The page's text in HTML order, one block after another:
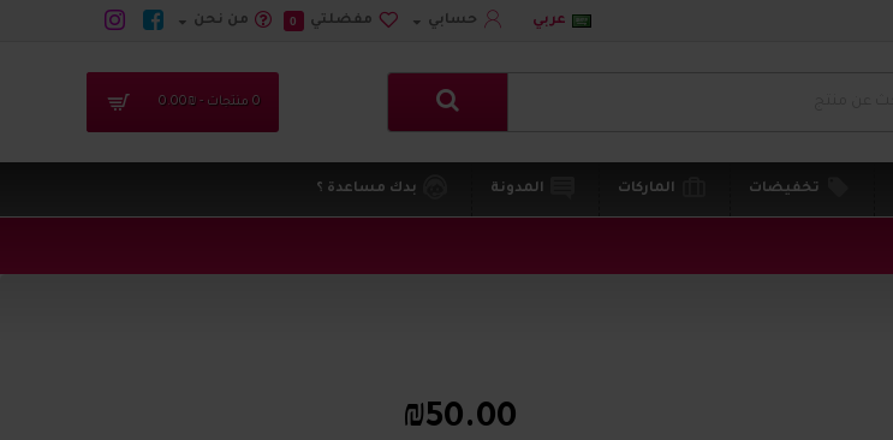
عربي حسابي مفضلتي 0 من نحن
0 منتجات - ₪0.00
تخفيضات الماركات المدونة بدك مساعدة ؟
₪50.00